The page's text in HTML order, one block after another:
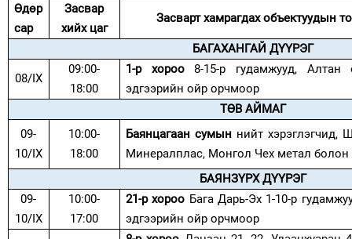
Өдөр
сар
Засвар
хийх цаг
Засварт хамрагдах объектуудын
БАГАХАНГАЙ ДҮҮРЭГ
08/IX
09:00-
18:00
1-р хороо8-15-р гудамжууд,
эдгээрийн ойр орчмоор
ТӨВ АЙМАГ
09-
10/IX
10:00-
18:00
Баянцагаан сумыннийт хэрэглэгчид,
Минералплас, Монгол Чех метал
БАЯНЗҮРХ ДҮҮРЭГ
09-
10/IX
10:00-
17:00
21-р хороо Бага Дарь-Эх 1-10-р
эдгээрийн ойр орчмоор